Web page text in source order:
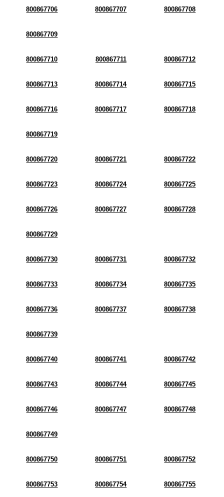
800867706 800867707 800867708
800867709
800867710 800867711 800867712
800867713 800867714 800867715
800867716 800867717 800867718
800867719
800867720 800867721 800867722
800867723 800867724 800867725
800867726 800867727 800867728
800867729
800867730 800867731 800867732
800867733 800867734 800867735
800867736 800867737 800867738
800867739
800867740 800867741 800867742
800867743 800867744 800867745
800867746 800867747 800867748
800867749
800867750 800867751 800867752
800867753 800867754 800867755